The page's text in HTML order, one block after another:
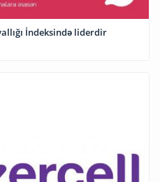
İndeksində liderdir